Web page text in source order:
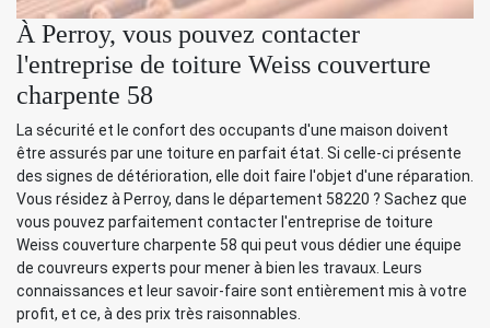
À Perroy, vous pouvez contacter
l'entreprise de toiture Weiss couverture
charpente 58
La sécurité et le confort des occupants d'une maison doivent
être assurés par une toiture en parfait état. Si celle-ci présente
des signes de détérioration, elle doit faire l'objet d'une réparation.
Vous résidez à Perroy, dans le département 58220 ? Sachez que
vous pouvez parfaitement contacter l'entreprise de toiture
Weiss couverture charpente 58 qui peut vous dédier une équipe
de couvreurs experts pour mener à bien les travaux. Leurs
connaissances et leur savoir-faire sont entièrement mis à votre
profit, et ce, à des prix très raisonnables.